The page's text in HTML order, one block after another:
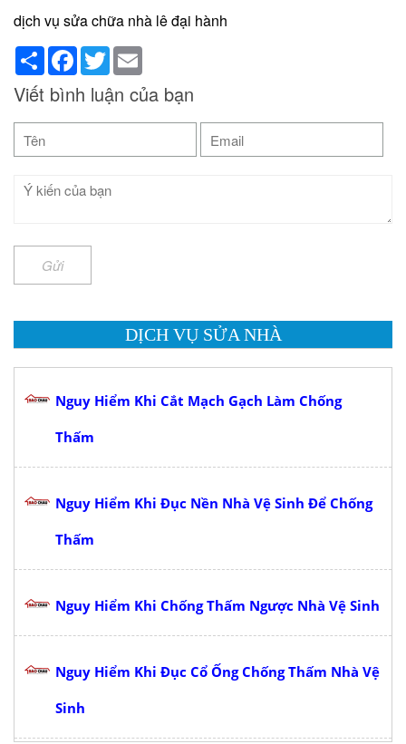
dịch vụ sửa chữa nhà lê đại hành
ShareFacebook
Twitter
Viết bình luận của bạn
Gửi
DỊCH VỤ SỬA NHÀ
Nguy Hiểm Khi Cắt Mạch Gạch Làm Chống
Thấm
Nguy Hiểm Khi Đục Nền Nhà Vệ Sinh Để Chống
Thấm
Nguy Hiểm Khi Chống Thấm Ngược Nhà Vệ Sinh
Nguy Hiểm Khi Đục Cổ Ống Chống Thấm Nhà Vệ
Sinh